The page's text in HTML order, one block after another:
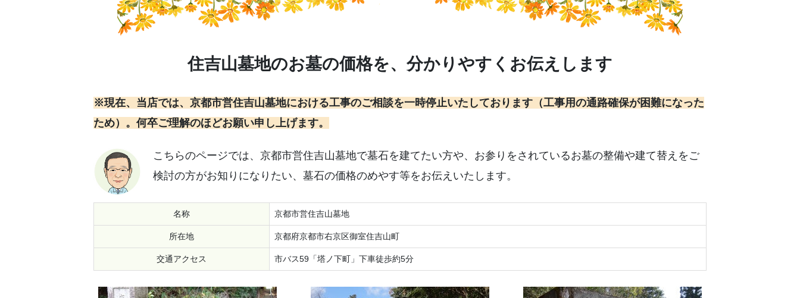
住吉山墓地のお墓の価格を、分かりやすくお伝えします
※現在、当店では、京都市営住吉山墓地における工事のご相談を一時停止いたしております（工事用の通路確保が困難になった
ため）。何卒ご理解のほどお願い申し上げます。
こちらのページでは、京都市営住吉山墓地で墓石を建てたい方や、お参りをされているお墓の整備や建て替えをご
検討の方がお知りになりたい、墓石の価格のめやす等をお伝えいたします。
名称 京都市営住吉山墓地
所在地 京都府京都市右京区御室住吉山町
交通アクセス 市バス59「塔ノ下町」下車徒歩約5分